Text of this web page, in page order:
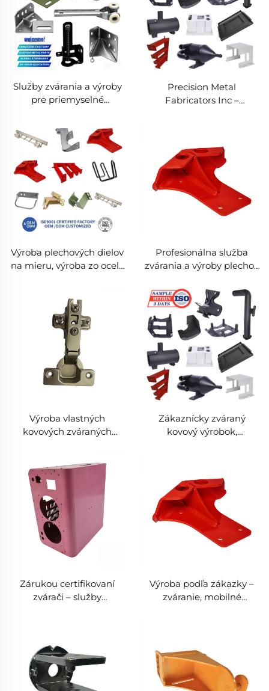
Služby zvárania a výroby
pre priemyselné
Precision Metal
Fabricators Inc –
Výroba plechových dielov
na mieru, výroba zo ocele
zváranie
Profesionálna služba
zvárania a výroby plechov
Výroba vlastných
kovových zváraných
služba zvárania a výroby z
nerezovej ocele a hliníka
Zákaznícky zváraný
kovový výrobok,
Zárukou certifikovaní
zvárači – služby
plechov
Výroba podľa zákazky –
zváranie, mobilné